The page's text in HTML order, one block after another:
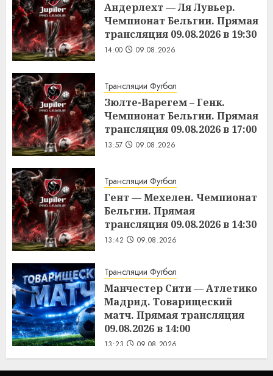
Андерлехт — Ля Лувьер.
Чемпионат Бельгии. Прямая
трансляция 09.08.2026 в 19:30
14:00 09.08.2026
Трансляции Футбол
Зюлте-Варегем – Генк.
Чемпионат Бельгии. Прямая
трансляция 09.08.2026 в 17:00
13:57 09.08.2026
Трансляции Футбол
Гент — Мехелен. Чемпионат
Бельгии. Прямая
трансляция 09.08.2026 в 14:30
13:42 09.08.2026
Трансляции Футбол
Манчестер Сити — Атлетико
Мадрид. Товарищеский
матч. Прямая трансляция
09.08.2026 в 14:00
13:23 09.08.2026